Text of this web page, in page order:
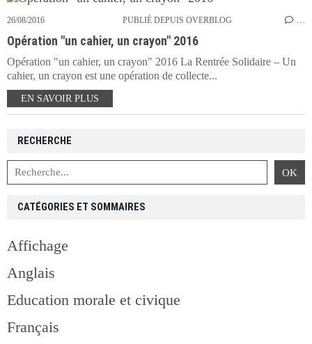
26/08/2016 PUBLIÉ DEPUIS OVERBLOG …
Opération "un cahier, un crayon" 2016
Opération "un cahier, un crayon" 2016 La Rentrée Solidaire – Un
cahier, un crayon est une opération de collecte...
EN SAVOIR PLUS
RECHERCHE
CATÉGORIES ET SOMMAIRES
Affichage
Anglais
Education morale et civique
Français